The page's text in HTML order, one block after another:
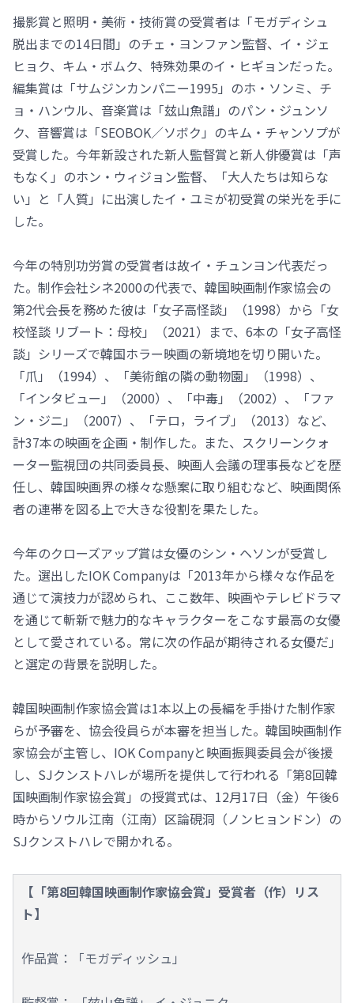
撮影賞と照明・美術・技術賞の受賞者は「モガディシュ
脱出までの14日間」のチェ・ヨンファン監督、イ・ジェ
ヒョク、キム・ボムク、特殊効果のイ・ヒギョンだった。
編集賞は「サムジンカンパニー1995」のホ・ソンミ、チ
ョ・ハンウル、音楽賞は「玆山魚譜」のパン・ジュンソ
ク、音響賞は「SEOBOK／ソボク」のキム・チャンソプが
受賞した。今年新設された新人監督賞と新人俳優賞は「声
もなく」のホン・ウィジョン監督、「大人たちは知らな
い」と「人質」に出演したイ・ユミが初受賞の栄光を手に
した。
今年の特別功労賞の受賞者は故イ・チュンヨン代表だっ
た。制作会社シネ2000の代表で、韓国映画制作家協会の
第2代会長を務めた彼は「女子高怪談」（1998）から「女
校怪談 リブート：母校」（2021）まで、6本の「女子高怪
談」シリーズで韓国ホラー映画の新境地を切り開いた。
「爪」（1994）、「美術館の隣の動物園」（1998）、
「インタビュー」（2000）、「中毒」（2002）、「ファ
ン・ジニ」（2007）、「テロ，ライブ」（2013）など、
計37本の映画を企画・制作した。また、スクリーンクォ
ーター監視団の共同委員長、映画人会議の理事長などを歴
任し、韓国映画界の様々な懸案に取り組むなど、映画関係
者の連帯を図る上で大きな役割を果たした。
今年のクローズアップ賞は女優のシン・ヘソンが受賞し
た。選出したIOK Companyは「2013年から様々な作品を
通じて演技力が認められ、ここ数年、映画やテレビドラマ
を通じて斬新で魅力的なキャラクターをこなす最高の女優
として愛されている。常に次の作品が期待される女優だ」
と選定の背景を説明した。
韓国映画制作家協会賞は1本以上の長編を手掛けた制作家
らが予審を、協会役員らが本審を担当した。韓国映画制作
家協会が主管し、IOK Companyと映画振興委員会が後援
し、SJクンストハレが場所を提供して行われる「第8回韓
国映画制作家協会賞」の授賞式は、12月17日（金）午後6
時からソウル江南（江南）区論硯洞（ノンヒョンドン）の
SJクンストハレで開かれる。
【「第8回韓国映画制作家協会賞」受賞者（作）リス
ト】
作品賞：「モガディッシュ」